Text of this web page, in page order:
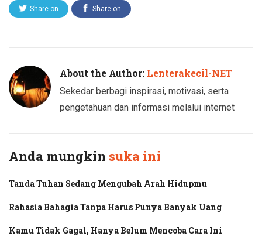
Share on Share on
About the Author: Lenterakecil-NET
Sekedar berbagi inspirasi, motivasi, serta
pengetahuan dan informasi melalui internet
Anda mungkin suka ini
Tanda Tuhan Sedang Mengubah Arah Hidupmu
Rahasia Bahagia Tanpa Harus Punya Banyak Uang
Kamu Tidak Gagal, Hanya Belum Mencoba Cara Ini